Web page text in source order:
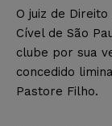
O juiz de
Cível de São
clube por sua
concedido
Pastore Filho.